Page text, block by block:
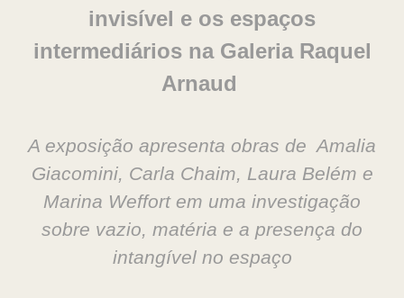
invisível e os espaços
intermediários na Galeria Raquel
Arnaud
A exposição apresenta obras de Amalia
Giacomini, Carla Chaim, Laura Belém e
Marina Weffort em uma investigação
sobre vazio, matéria e a presença do
intangível no espaço